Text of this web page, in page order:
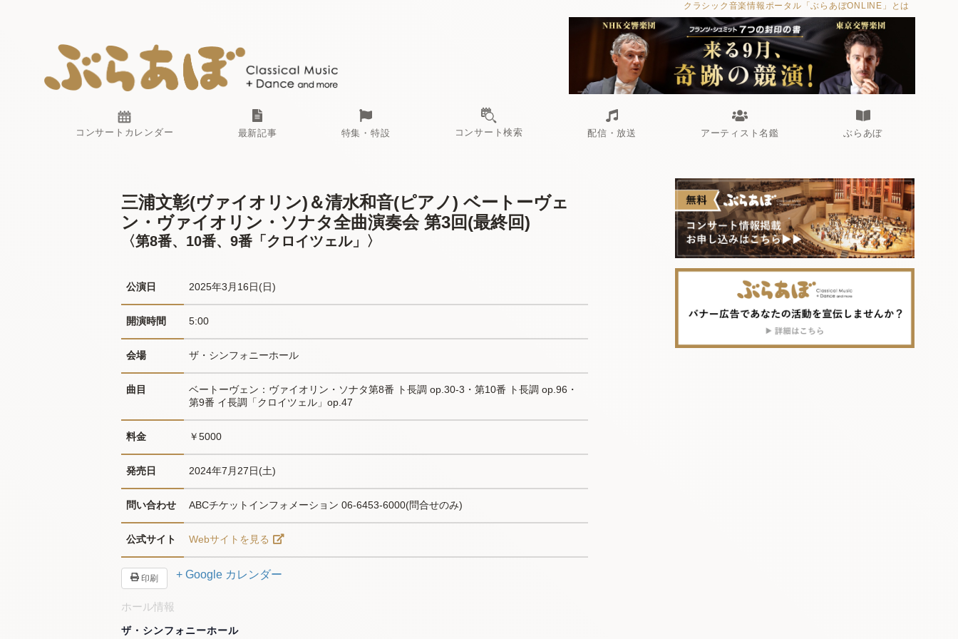
クラシック音楽情報ポータル「ぶらあぼONLINE」とは
コンサートカレンダー 最新記事 特集・特設 コンサート検索 配信・放送 アーティスト名鑑 ぶらあぼ
三浦文彰(ヴァイオリン)＆清水和音(ピアノ) ベートーヴェ
ン・ヴァイオリン・ソナタ全曲演奏会 第3回(最終回)
〈第8番、10番、9番「クロイツェル」〉
公演日 2025年3月16日(日)
開演時間 5:00
会場 ザ・シンフォニーホール
曲目
ベートーヴェン：ヴァイオリン・ソナタ第8番 ト長調 op.30-3・第10番 ト長調 op.96・
第9番 イ長調「クロイツェル」op.47
料金 ￥5000
発売日 2024年7月27日(土)
問い合わせ ABCチケットインフォメーション 06-6453-6000(問合せのみ)
公式サイト Webサイトを見る
印刷 + Google カレンダー
ホール情報
ザ・シンフォニーホール